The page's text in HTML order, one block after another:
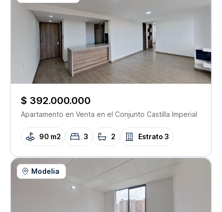
$ 392.000.000
Apartamento en Venta en el Conjunto Castilla Imperial
90 m2 3 2 Estrato 3
Modelia